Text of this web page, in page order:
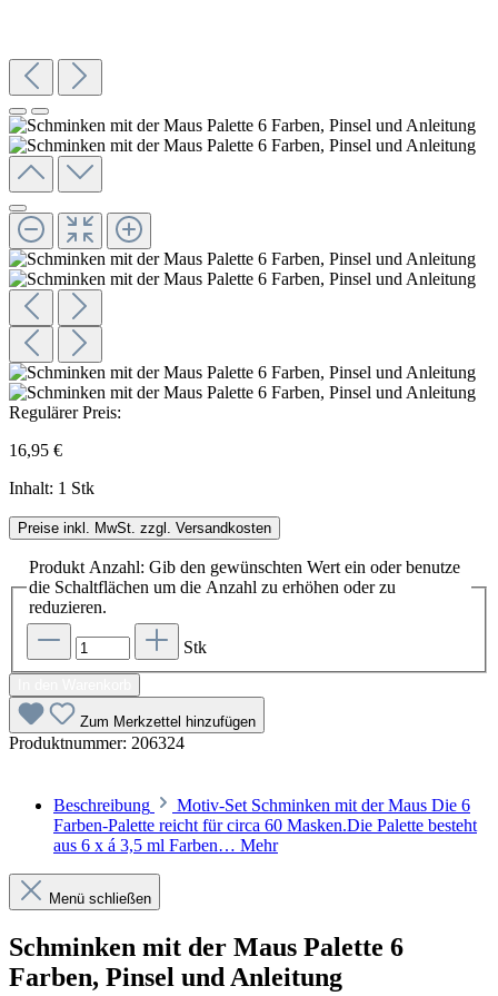
Regulärer Preis:
16,95 €
Inhalt: 1 Stk
Preise inkl. MwSt. zzgl. Versandkosten
Produkt Anzahl: Gib den gewünschten Wert ein oder benutze
die Schaltflächen um die Anzahl zu erhöhen oder zu
reduzieren.
Stk
Zum Merkzettel hinzufügen
Produktnummer: 206324
Beschreibung
Motiv-Set Schminken mit der Maus Die 6
Farben-Palette reicht für circa 60 Masken.Die Palette besteht
aus 6 x á 3,5 ml Farben… Mehr
Menü schließen
Schminken mit der Maus Palette 6
Farben, Pinsel und Anleitung